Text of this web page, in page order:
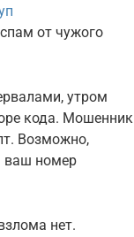
от чужого
утром
кода. Мошенник
Возможно,
ваш номер
нет.